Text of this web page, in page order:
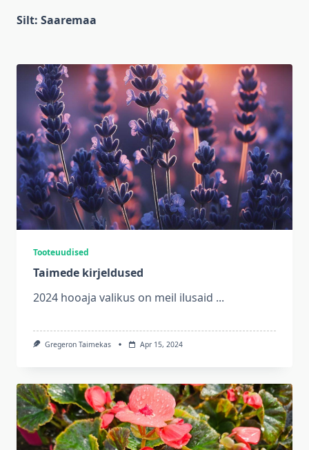
Silt: Saaremaa
Tooteuudised
Taimede kirjeldused
2024 hooaja valikus on meil ilusaid ...
Gregeron Taimekas Apr 15, 2024